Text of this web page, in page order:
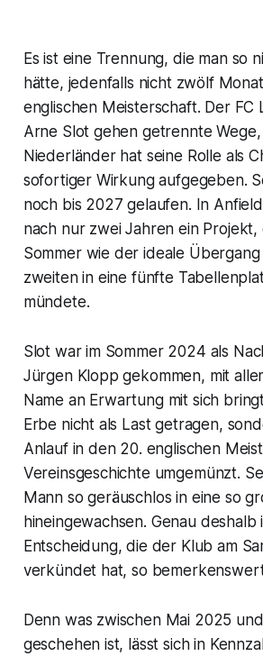
Es ist eine Trennung, die man so
hätte, jedenfalls nicht zwölf
englischen Meisterschaft. Der FC
Arne Slot gehen getrennte
Niederländer hat seine Rolle als
sofortiger Wirkung aufgegeben.
noch bis 2027 gelaufen. In
nach nur zwei Jahren ein Projekt,
Sommer wie der ideale Übergang
zweiten in eine fünfte
mündete.
Slot war im Sommer 2024 als
Jürgen Klopp gekommen, mit
Name an Erwartung mit sich
Erbe nicht als Last getragen,
Anlauf in den 20. englischen
Vereinsgeschichte umgemünzt.
Mann so geräuschlos in eine so
hineingewachsen. Genau deshalb
Entscheidung, die der Klub am
verkündet hat, so
Denn was zwischen Mai 2025
geschehen ist, lässt sich in